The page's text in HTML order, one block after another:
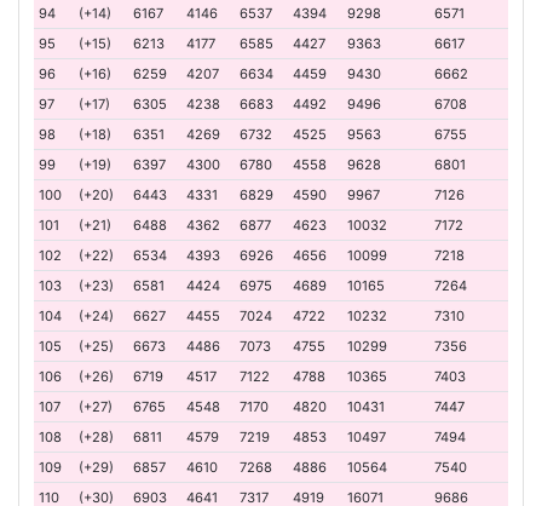
94
(+14) 6167 4146 6537 4394 9298
6571
95
(+15) 6213 4177 6585 4427 9363
6617
96
(+16) 6259 4207 6634 4459 9430
6662
97
(+17) 6305 4238 6683 4492 9496
6708
98
(+18) 6351 4269 6732 4525 9563
6755
99
(+19) 6397 4300 6780 4558 9628
6801
100
(+20) 6443 4331 6829 4590 9967
7126
101
(+21) 6488 4362 6877 4623 10032
7172
102
(+22) 6534 4393 6926 4656 10099
7218
103
(+23) 6581 4424 6975 4689 10165
7264
104
(+24) 6627 4455 7024 4722 10232
7310
105
(+25) 6673 4486 7073 4755 10299
7356
106
(+26) 6719 4517 7122 4788 10365
7403
107
(+27) 6765 4548 7170 4820 10431
7447
108
(+28) 6811 4579 7219 4853 10497
7494
109
(+29) 6857 4610 7268 4886 10564
7540
110
(+30) 6903 4641 7317 4919 16071 9686